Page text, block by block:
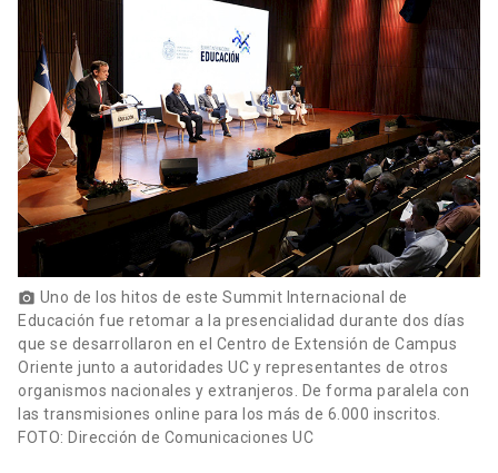
photo_camera Uno de los hitos de este Summit Internacional de
Educación fue retomar a la presencialidad durante dos días
que se desarrollaron en el Centro de Extensión de Campus
Oriente junto a autoridades UC y representantes de otros
organismos nacionales y extranjeros. De forma paralela con
las transmisiones online para los más de 6.000 inscritos.
FOTO: Dirección de Comunicaciones UC